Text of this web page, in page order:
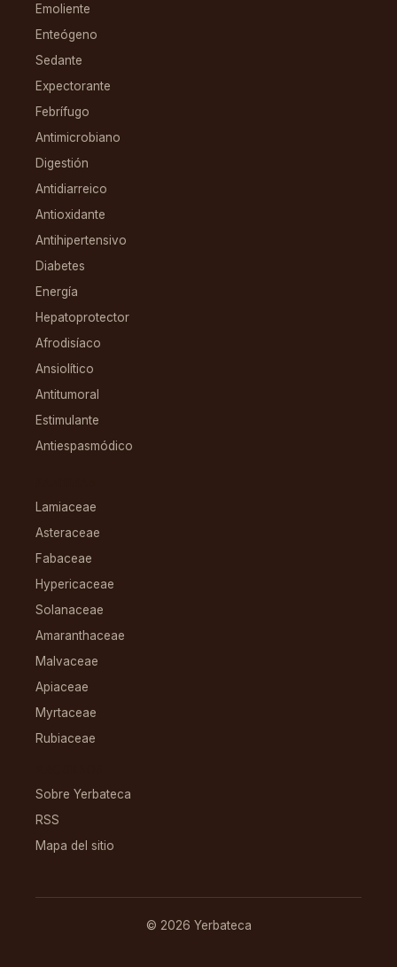
Emoliente
Enteógeno
Sedante
Expectorante
Febrífugo
Antimicrobiano
Digestión
Antidiarreico
Antioxidante
Antihipertensivo
Diabetes
Energía
Hepatoprotector
Afrodisíaco
Ansiolítico
Antitumoral
Estimulante
Antiespasmódico
Lamiaceae
Asteraceae
Fabaceae
Hypericaceae
Solanaceae
Amaranthaceae
Malvaceae
Apiaceae
Myrtaceae
Rubiaceae
Sobre Yerbateca
RSS
Mapa del sitio
© 2026 Yerbateca